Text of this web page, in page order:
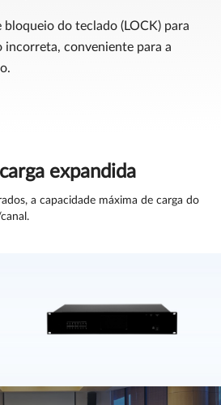
do teclado (LOCK) para
incorreta, conveniente para a
expandida
a capacidade máxima de carga do